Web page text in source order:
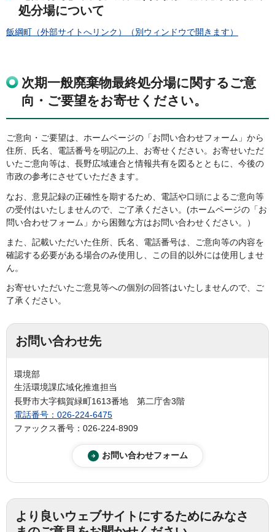
処分場について
飯綱町（外部サイトへリンク）（別ウィンドウで開きます）
次期一般廃棄物最終処分場に関するご意
向・ご要望をお寄せください。
ご意向・ご要望は、ホームページの「お問い合わせフォーム」から
住所、氏名、電話番号を明記の上、お寄せください。お寄せいただ
いたご意向等は、長野広域連合と情報共有を図るとともに、今後の
市政の参考にさせていただきます。
なお、意見記録の正確性を期するため、電話や口頭によるご意向等
の受付はいたしませんので、ご了承ください。(ホームページの「お
問い合わせフォーム」から困難な方はお問い合わせください。）
また、記載いただいた住所、氏名、電話番号は、ご意向等の内容を
確認する必要がある場合のみ使用し、この目的以外には使用しませ
ん。
お寄せいただいたご意見等への個別の回答はいたしませんので、ご
了承ください。
お問い合わせ先
環境部
生活環境課広域化推進担当
長野市大字鶴賀緑町1613番地 第二庁舎3階
電話番号：026-224-6475
ファックス番号：026-224-8909
より良いウェブサイトにするためにみなさ